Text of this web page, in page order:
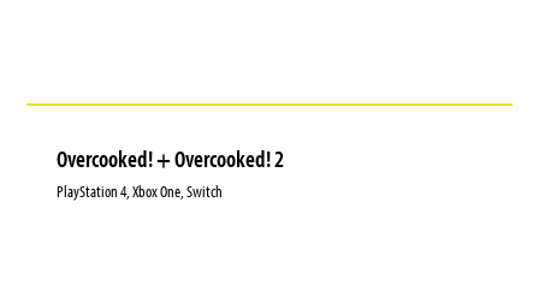
Overcooked! + Overcooked! 2
PlayStation 4, Xbox One, Switch